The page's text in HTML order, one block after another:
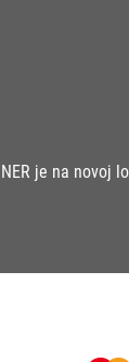
je na novoj